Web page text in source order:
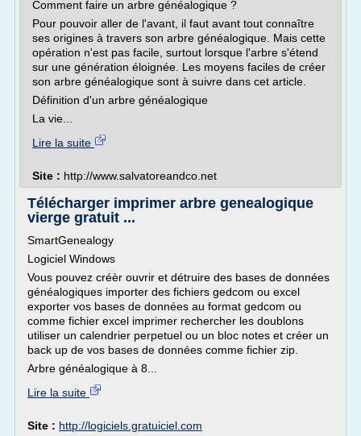
Comment faire un arbre généalogique ?
Pour pouvoir aller de l'avant, il faut avant tout connaître
ses origines à travers son arbre généalogique. Mais cette
opération n'est pas facile, surtout lorsque l'arbre s'étend
sur une génération éloignée. Les moyens faciles de créer
son arbre généalogique sont à suivre dans cet article.
Définition d'un arbre généalogique
La vie...
Lire la suite
Site : http://www.salvatoreandco.net
Télécharger imprimer arbre genealogique
vierge gratuit ...
SmartGenealogy
Logiciel Windows
Vous pouvez créèr ouvrir et détruire des bases de données
généalogiques importer des fichiers gedcom ou excel
exporter vos bases de données au format gedcom ou
comme fichier excel imprimer rechercher les doublons
utiliser un calendrier perpetuel ou un bloc notes et créer un
back up de vos bases de données comme fichier zip.
Arbre généalogique à 8...
Lire la suite
Site : http://logiciels.gratuiciel.com